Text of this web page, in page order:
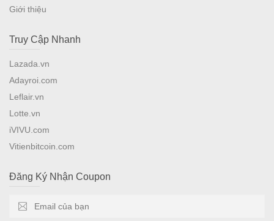
Giới thiệu
Truy Cập Nhanh
Lazada.vn
Adayroi.com
Leflair.vn
Lotte.vn
iVIVU.com
Vitienbitcoin.com
Đăng Ký Nhận Coupon